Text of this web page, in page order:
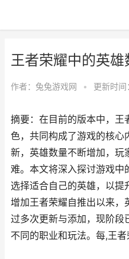
王者荣耀中的英雄
作者： 兔兔游戏网 • 更新时
摘要：在目前的版本中，王
色，共同构成了游戏的核心
新，英雄数量不断增加，玩
难。本文将深入探讨游戏中
选择适合自己的英雄，以
增加王者荣耀自推出以来，
过多次更新与添加，现阶段
不同的职业和玩法。每,王